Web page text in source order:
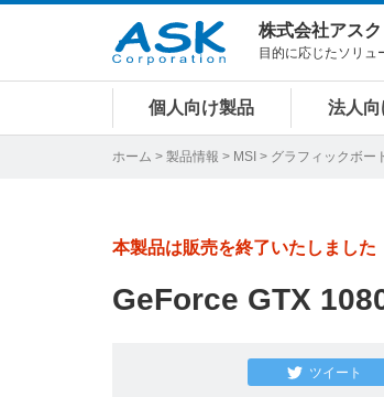
株式会社アスク
目的に応じたソリュ
個人向け製品 法人
ホーム > 製品情報 > MSI > グラフィックボー
本製品は販売を終了いたしました
GeForce GTX
ツイート